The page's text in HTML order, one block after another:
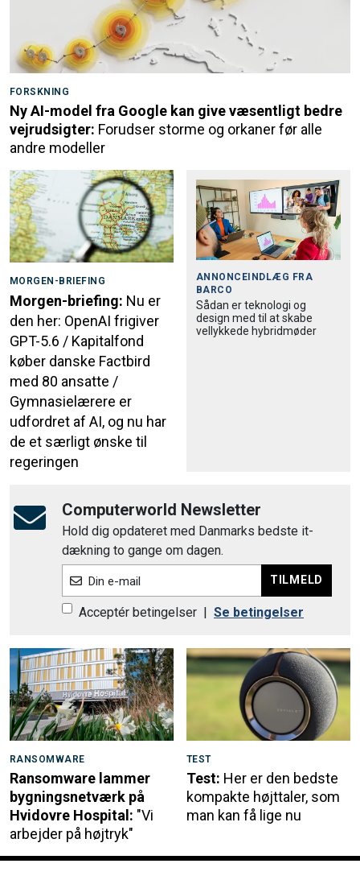
FORSKNING
Ny AI-model fra Google kan give væsentligt bedre
vejrudsigter: Forudser storme og orkaner før alle
andre modeller
MORGEN-BRIEFING
Morgen-briefing: Nu er
den her: OpenAI frigiver
GPT-5.6 / Kapitalfond
køber danske Factbird
med 80 ansatte /
Gymnasielærere er
udfordret af AI, og nu har
de et særligt ønske til
regeringen
ANNONCEINDLÆG FRA
BARCO
Sådan er teknologi og
design med til at skabe
vellykkede hybridmøder
Computerworld Newsletter
Hold dig opdateret med Danmarks bedste it-
dækning to gange om dagen.
Din e-mail TILMELD
Acceptér betingelser | Se betingelser
RANSOMWARE
Ransomware lammer
bygningsnetværk på
Hvidovre Hospital: "Vi
arbejder på højtryk"
TEST
Test: Her er den bedste
kompakte højttaler, som
man kan få lige nu